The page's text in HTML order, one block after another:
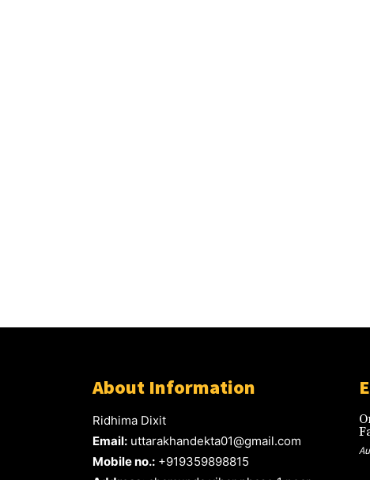
About Information
Ridhima Dixit
Email: uttarakhandekta01@gmail.com
Mobile no.: +919359898815